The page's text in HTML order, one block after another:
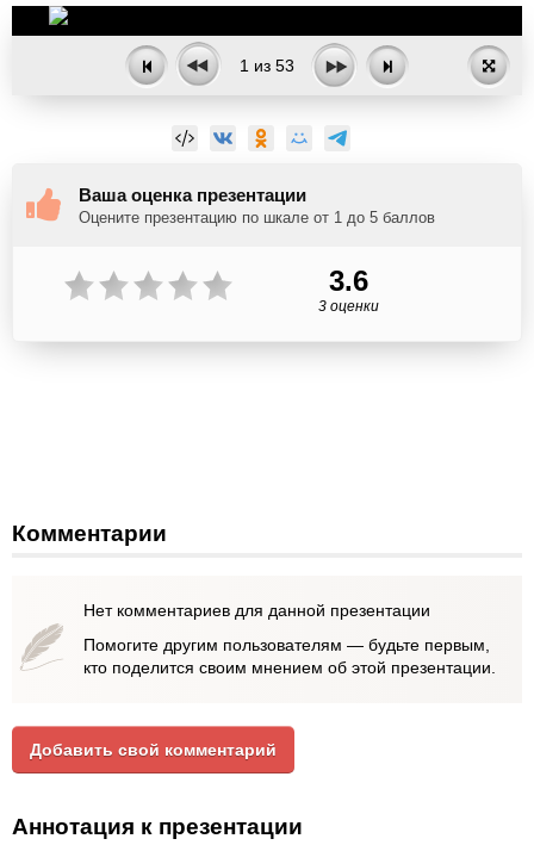
1 из 53
Ваша оценка презентации
Оцените презентацию по шкале от 1 до 5 баллов
3.6
3 оценки
Комментарии
Нет комментариев для данной презентации
Помогите другим пользователям — будьте первым,
кто поделится своим мнением об этой презентации.
Добавить свой комментарий
Аннотация к презентации